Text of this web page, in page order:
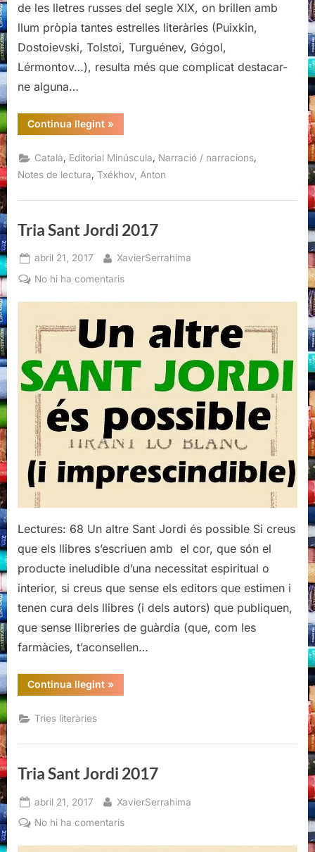
de les lletres russes del segle XIX, on brillen amb
llum pròpia tantes estrelles literàries (Puixkin,
Dostoievski, Tolstoi, Turguénev, Gógol,
Lérmontov…), resulta més que complicat destacar-
ne alguna…
Continua llegint“El
pavelló
6,
Anton
Txékhov”
»
Català, Editorial Minúscula, Narració / narracions,
Notes de lectura, Txékhov, Anton
Tria Sant Jordi 2017
Posted
on
abril 21, 2017 By
XavierSerrahima
No hi ha comentarisa
Jordi
2017
Lectures: 68 Un altre Sant Jordi és possible Si creus
que els llibres s’escriuen amb el cor, que són el
producte ineludible d’una necessitat espiritual o
interior, si creus que sense els editors que estimen i
tenen cura dels llibres (i dels autors) que publiquen,
que sense llibreries de guàrdia (que, com les
farmàcies, t’aconsellen…
Continua llegint“Tria
Sant
»
Tries literàries
Tria Sant Jordi 2017
Posted
on
abril 21, 2017 By
XavierSerrahima
No hi ha comentarisa